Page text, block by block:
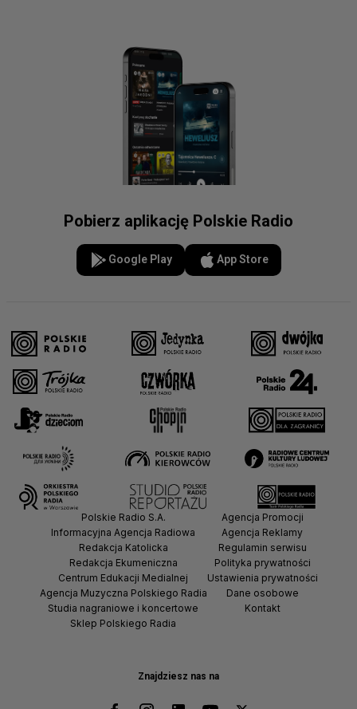
Pobierz aplikację Polskie Radio
Google Play App Store
Znajdziesz nas na
Polskie Radio S.A.
Informacyjna Agencja Radiowa
Redakcja Katolicka
Redakcja Ekumeniczna
Centrum Edukacji Medialnej
Agencja Muzyczna Polskiego Radia
Studia nagraniowe i koncertowe
Sklep Polskiego Radia
Agencja Promocji
Agencja Reklamy
Regulamin serwisu
Polityka prywatności
Ustawienia prywatności
Dane osobowe
Kontakt